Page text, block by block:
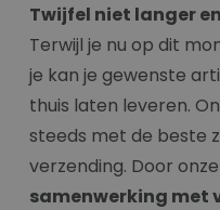
Twijfel niet langer
Terwijl je nu op dit
je kan je gewenste
thuis laten leveren.
steeds met de beste
verzending. Door onze
samenwerking met